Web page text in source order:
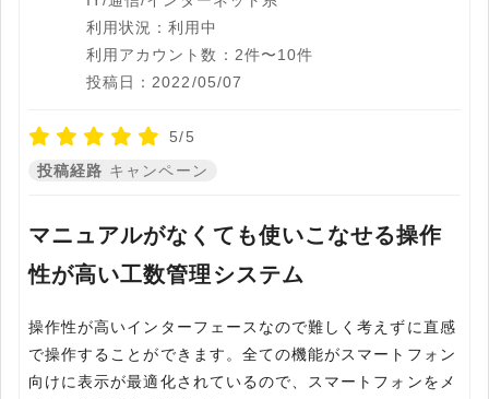
利用状況：利用中
利用アカウント数：2件〜10件
投稿日：2022/05/07
5/5
投稿経路 キャンペーン
マニュアルがなくても使いこなせる操作
性が高い工数管理システム
操作性が高いインターフェースなので難しく考えずに直感
で操作することができます。全ての機能がスマートフォン
向けに表示が最適化されているので、スマートフォンをメ